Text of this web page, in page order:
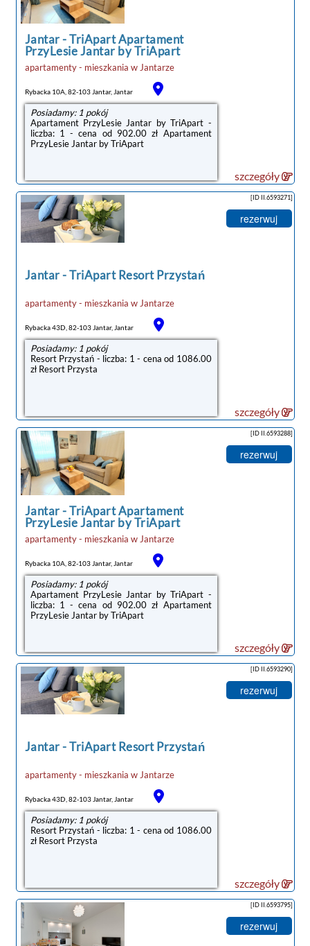
noclegi Jantar
Jantar-TriApart Apartament
PrzyLesie Jantar by TriApart
apartamenty - mieszkania w Jantarze
Rybacka 10A, 82-103 Jantar, Jantar
Posiadamy: 1 pokój
Apartament PrzyLesie Jantar by TriApart -
liczba: 1 - cena od 902.00 zł Apartament
PrzyLesie Jantar by TriApart
szczegóły
Jantar-TriApart Resort Przystań
apartamenty - mieszkania w Jantarze
Rybacka 43D, 82-103 Jantar, Jantar
Posiadamy: 1 pokój
Resort Przystań - liczba: 1 - cena od 1086.00
zł Resort Przysta
[ID II.6593271]
rezerwuj
szczegóły
Jantar-TriApart Apartament
PrzyLesie Jantar by TriApart
apartamenty - mieszkania w Jantarze
Rybacka 10A, 82-103 Jantar, Jantar
Posiadamy: 1 pokój
Apartament PrzyLesie Jantar by TriApart -
liczba: 1 - cena od 902.00 zł Apartament
PrzyLesie Jantar by TriApart
[ID II.6593288]
rezerwuj
szczegóły
Jantar-TriApart Resort Przystań
apartamenty - mieszkania w Jantarze
Rybacka 43D, 82-103 Jantar, Jantar
Posiadamy: 1 pokój
Resort Przystań - liczba: 1 - cena od 1086.00
zł Resort Przysta
[ID II.6593290]
rezerwuj
szczegóły
[ID II.6593795]
rezerwuj